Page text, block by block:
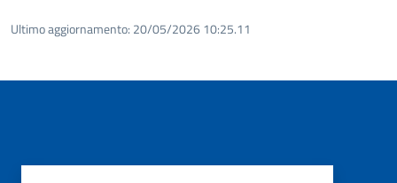
Ultimo aggiornamento: 20/05/2026 10:25.11